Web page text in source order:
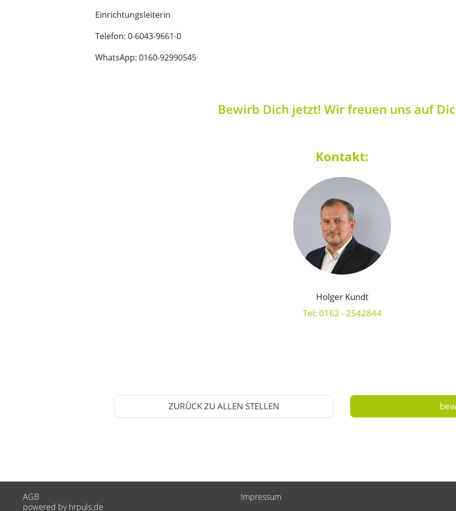
Einrichtungsleiterin
Telefon: 0-6043-9661-0
WhatsApp: 0160-92990545
Bewirb Dich jetzt! Wir freuen uns auf
Kontakt:
Holger Kundt
Tel: 0162 - 2542844
ZURÜCK ZU ALLEN STELLEN
AGB
Impressum
powered by hrpuls.de